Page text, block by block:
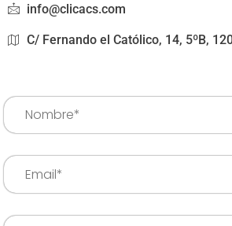
info@clicacs.com
C/ Fernando el Católico, 14, 5ºB,